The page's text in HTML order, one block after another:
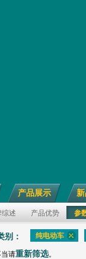
产品展示
综述 产品优势 参
别： 纯电动车
请重新筛选。